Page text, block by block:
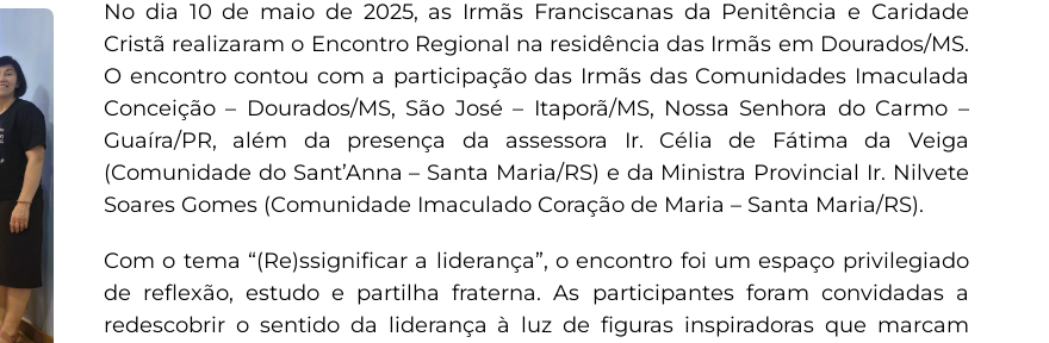
No dia 10 de maio de 2025, as Irmãs Franciscanas da Penitência e Caridade
Cristã realizaram o Encontro Regional na residência das Irmãs em Dourados/MS.
O encontro contou com a participação das Irmãs das Comunidades Imaculada
Conceição – Dourados/MS, São José – Itaporã/MS, Nossa Senhora do Carmo –
Guaíra/PR, além da presença da assessora Ir. Célia de Fátima da Veiga
(Comunidade do Sant’Anna – Santa Maria/RS) e da Ministra Provincial Ir. Nilvete
Soares Gomes (Comunidade Imaculado Coração de Maria – Santa Maria/RS).
Com o tema “(Re)ssignificar a liderança”, o encontro foi um espaço privilegiado
de reflexão, estudo e partilha fraterna. As participantes foram convidadas a
redescobrir o sentido da liderança à luz de figuras inspiradoras que marcam